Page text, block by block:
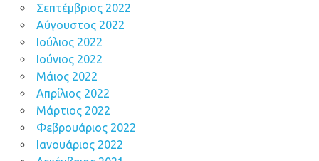
Σεπτέμβριος 2022
Αύγουστος 2022
Ιούλιος 2022
Ιούνιος 2022
Μάιος 2022
Απρίλιος 2022
Μάρτιος 2022
Φεβρουάριος 2022
Ιανουάριος 2022